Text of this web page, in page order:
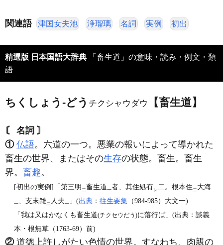
関連語 津国女夫池 浄瑠璃 名詞 実例 初出
精選版 日本国語大辞典 「畜生道」の意味・読み・例文・類
語
ちくしょう‐どう チクシャウダウ 【畜生道】
〘 名詞 〙
① 仏語。六道の一つ。悪業の報いによって導かれた
畜生の世界、またはその生存の状態。畜生。畜生
界。 畜趣。
[初出の実例]「第三明 二畜生道一者、其住処有レ 二。根本住 二 大海
一 、支末雑二 人夫一 」(出典 ： 往生要集 （984‐985）大文一)
「我は又はかなくも畜生道(チクセウだう)に落行ば」(出典：談義
本・根無草（1763‐69）前)
②道徳上許しがたい色情の世界。すなわち、肉親の